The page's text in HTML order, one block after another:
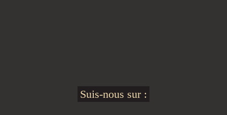
Suis-nous sur :